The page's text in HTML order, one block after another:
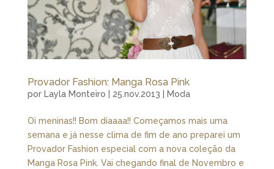
Provador Fashion: Manga Rosa Pink
por Layla Monteiro 25.nov.2013 Moda
Oi meninas!! Bom diaaaa!! Começamos mais uma
semana e já nesse clima de fim de ano preparei um
Provador Fashion especial com a nova coleção da
Manga Rosa Pink. Vai chegando final de Novembro e